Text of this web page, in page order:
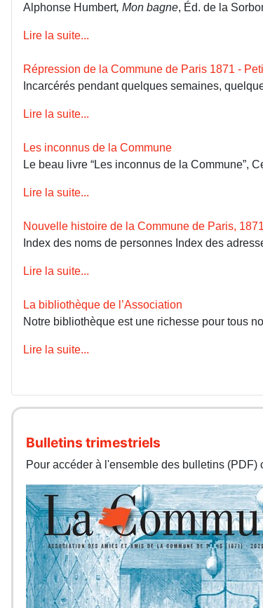
Alphonse Humbert, Mon bagne, Éd. de la
Lire la suite...
Répression de la Commune de Paris 1871 -
Incarcérés pendant quelques semaines,
Lire la suite...
Les inconnus de la Commune
Le beau livre “Les inconnus de la Commune”,
Lire la suite...
Nouvelle histoire de la Commune de Paris,
Index des noms de personnes Index des
Lire la suite...
La bibliothèque de l’Association
Notre bibliothèque est une richesse pour tous
Lire la suite...
Bulletins trimestriels
Pour accéder à l'ensemble des bulletins (PDF)